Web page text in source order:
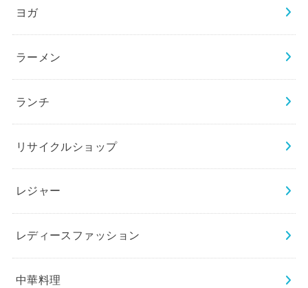
ヨガ
ラーメン
ランチ
リサイクルショップ
レジャー
レディースファッション
中華料理